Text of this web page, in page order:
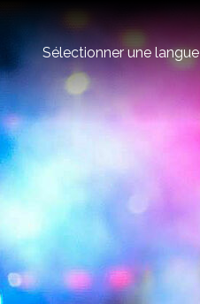
Sélectionner une langue